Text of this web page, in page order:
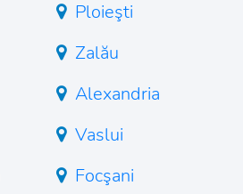
Ploieşti
Zalău
Alexandria
Vaslui
Focşani